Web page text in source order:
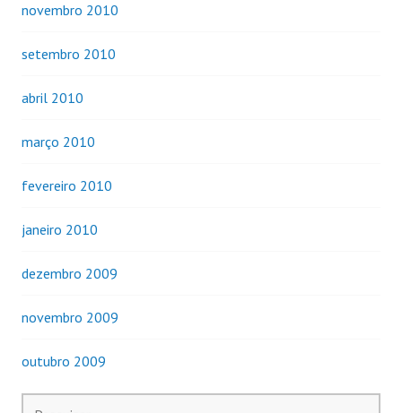
novembro 2010
setembro 2010
abril 2010
março 2010
fevereiro 2010
janeiro 2010
dezembro 2009
novembro 2009
outubro 2009